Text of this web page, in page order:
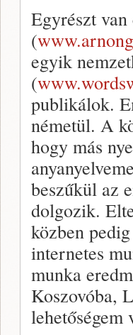
Egyrészt
(
egyik
(
publikálok.
németül. A
hogy más
beszűkül az
dolgozik.
közben
internetes
munka
Koszovóba,